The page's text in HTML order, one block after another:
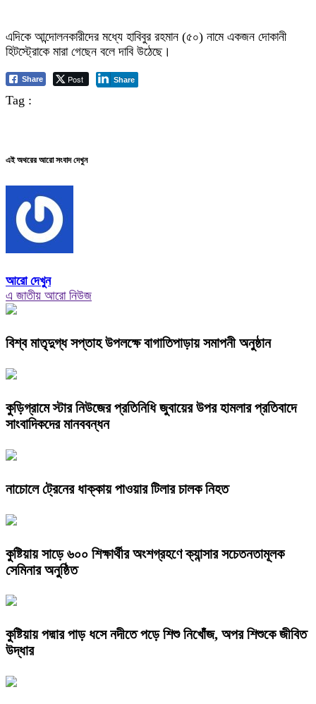
এদিকে আন্দোলনকারীদের মধ্যে হাবিবুর রহমান (৫০) নামে একজন দোকানী
হিটস্ট্রোকে মারা গেছেন বলে দাবি উঠেছে।
Share Post Share
Tag :
এই অথরের আরো সংবাদ দেখুন
আরো দেখুন
এ জাতীয় আরো নিউজ
বিশ্ব মাতৃদুগ্ধ সপ্তাহ উপলক্ষে বাগাতিপাড়ায় সমাপনী অনুষ্ঠান
কুড়িগ্রামে স্টার নিউজের প্রতিনিধি জুবায়ের উপর হামলার প্রতিবাদে
সাংবাদিকদের মানববন্ধন
নাচোলে ট্রেনের ধাক্কায় পাওয়ার টিলার চালক নিহত
কুষ্টিয়ায় সাড়ে ৬০০ শিক্ষার্থীর অংশগ্রহণে ক্যান্সার সচেতনতামূলক
সেমিনার অনুষ্ঠিত
কুষ্টিয়ায় পদ্মার পাড় ধসে নদীতে পড়ে শিশু নিখোঁজ, অপর শিশুকে জীবিত
উদ্ধার